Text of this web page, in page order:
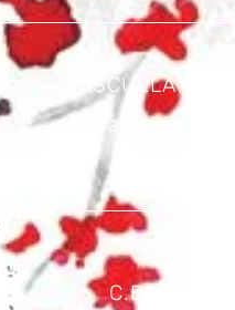
ESCUELA
Calle Sierra
C.E.I.P